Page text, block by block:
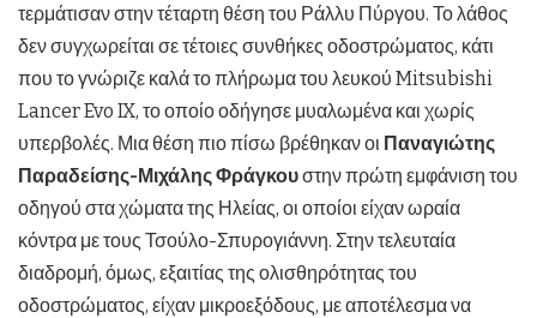
τερμάτισαν στην τέταρτη θέση του Ράλλυ Πύργου. Το λάθος
δεν συγχωρείται σε τέτοιες συνθήκες οδοστρώματος, κάτι
που το γνώριζε καλά το πλήρωμα του λευκού Mitsubishi
Lancer Evo IX, το οποίο οδήγησε μυαλωμένα και χωρίς
υπερβολές. Μια θέση πιο πίσω βρέθηκαν οι Παναγιώτης
Παραδείσης-Μιχάλης Φράγκουστην πρώτη εμφάνιση του
οδηγού στα χώματα της Ηλείας, οι οποίοι είχαν ωραία
κόντρα με τους Τσούλο-Σπυρογιάννη. Στην τελευταία
διαδρομή, όμως, εξαιτίας της ολισθηρότητας του
οδοστρώματος, είχαν μικροεξόδους, με αποτέλεσμα να